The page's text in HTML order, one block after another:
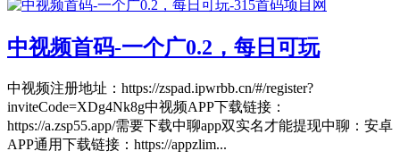
中视频首码-一个广0.2，每日可玩
中视频注册地址：https://zspad.ipwrbb.cn/#/register?
inviteCode=XDg4Nk8g中视频APP下载链接：
https://a.zsp55.app/需要下载中聊app双实名才能提现中聊：安卓
APP通用下载链接：https://appzlim...